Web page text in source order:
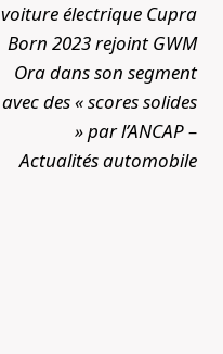
voiture électrique Cupra
Born 2023 rejoint GWM
Ora dans son segment
avec des « scores solides
» par l’ANCAP –
Actualités automobile